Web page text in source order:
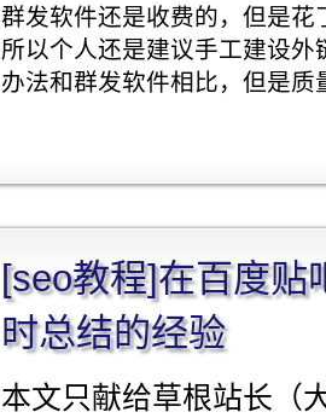
群发软件还是收费的，但是
所以个人还是建议手工建设
办法和群发软件相比，但是质
[seo教程]在百度贴
时总结的经验
本文只献给草根站长（